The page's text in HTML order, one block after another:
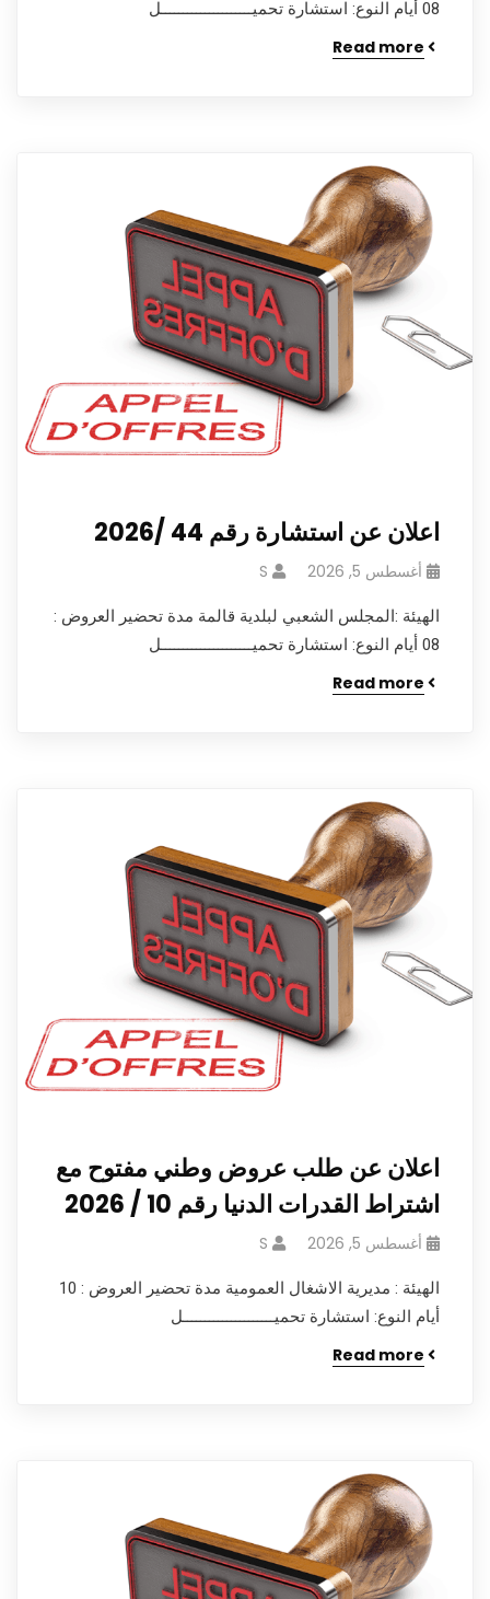
08 أيام النوع: استشارة تحميـــــــــــــــــــــل
Read more
اعلان عن استشارة رقم 44 /2026
أغسطس 5, 2026 S
الهيئة :المجلس الشعبي لبلدية قالمة مدة تحضير العروض :
08 أيام النوع: استشارة تحميـــــــــــــــــــــل
Read more
اعلان عن طلب عروض وطني مفتوح مع
اشتراط القدرات الدنيا رقم 10 / 2026
أغسطس 5, 2026 S
الهيئة : مديرية الاشغال العمومية مدة تحضير العروض : 10
أيام النوع: استشارة تحميـــــــــــــــــــــل
Read more